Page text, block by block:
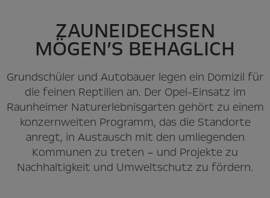
ZAUNEIDECHSEN
MÖGEN’S BEHAGLICH
Grundschüler und Autobauer legen ein Domizil für
die feinen Reptilien an. Der Opel-Einsatz im
Raunheimer Naturerlebnisgarten gehört zu einem
konzernweiten Programm, das die Standorte
anregt, in Austausch mit den umliegenden
Kommunen zu treten – und Projekte zu
Nachhaltigkeit und Umweltschutz zu fördern.